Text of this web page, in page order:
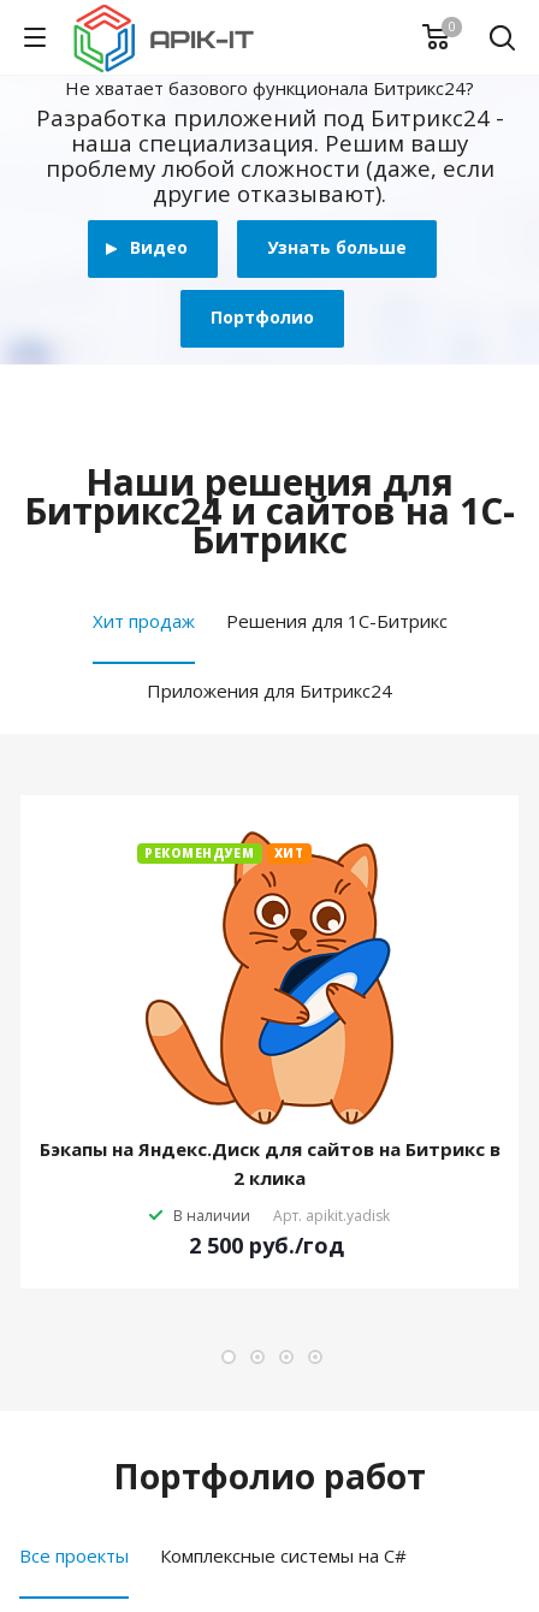
0
Не хватает базового функционала Битрикс24?
Разработка приложений под Битрикс24 -
наша специализация. Решим вашу
проблему любой сложности (даже, если
другие отказывают).
Видео Узнать больше
Портфолио
Наши решения для
Битрикс24 и сайтов на 1С-
Битрикс
Хит продаж Решения для 1С-Битрикс
Приложения для Битрикс24
РЕКОМЕНДУЕМ ХИТ
Бэкапы на Яндекс.Диск для сайтов на Битрикс в
2 клика
В наличии Арт. apikit.yadisk
2 500 руб./год
Портфолио работ
Все проекты Комплексные системы на C#